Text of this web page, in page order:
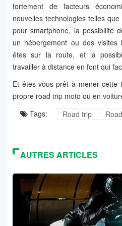
fortement de facteurs
nouvelles technologies telles
pour smartphone, la possibilité
un hébergement ou des visites
êtes sur la route, et la
travailler à distance en font qui
Et êtes-vous prêt à mener
propre road trip moto ou en
Tags:
Road trip
AUTRES ARTICLES